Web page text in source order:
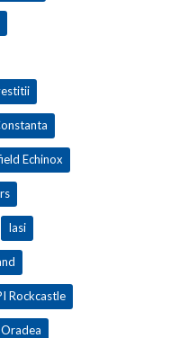
Echinox
Iasi
Rockcastle
Oradea